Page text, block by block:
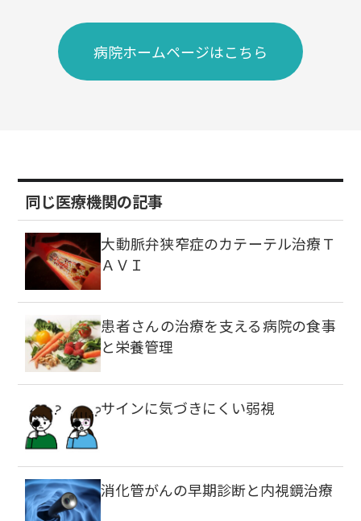
病院ホームページはこちら
同じ医療機関の記事
大動脈弁狭窄症のカテーテル治療Ｔ
ＡＶＩ
患者さんの治療を支える病院の食事
と栄養管理
サインに気づきにくい弱視
消化管がんの早期診断と内視鏡治療